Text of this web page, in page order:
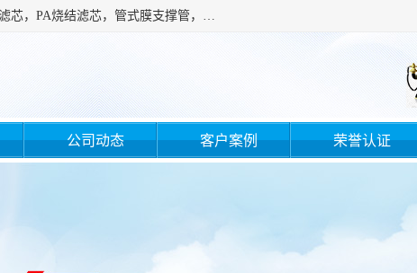
广州滤源过滤器材有限公司主营经营产品有：PTFE烧结滤芯、PE滤芯，烧结滤芯，PE烧结滤芯，PA烧结滤芯，管式膜支撑管，真空上料机滤芯，粉末烧结滤芯，止溢滤芯，吸头滤芯，湿化瓶滤芯、不锈钢烧结滤芯等。公司现拥有一批精干的管理人员和一支高素质的技术队伍，舒适优雅的办公环境和拥有全新现代化标准厂房。
公司动态 客户案例 荣誉认证